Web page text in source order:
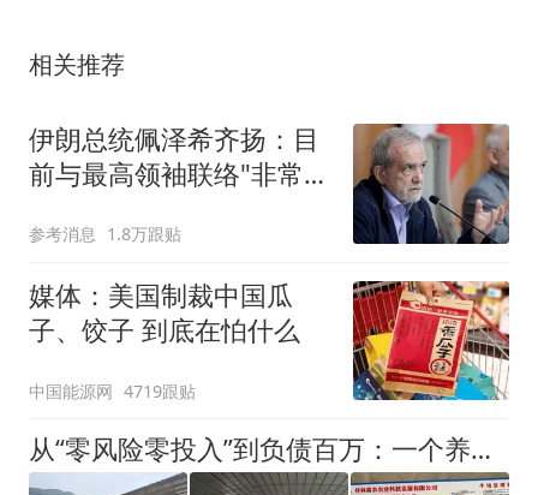
相关推荐
伊朗总统佩泽希齐扬：目
前与最高领袖联络"非常困
参考消息 1.8万跟贴
媒体：美国制裁中国瓜
子、饺子 到底在怕什么
中国能源网 4719跟贴
从“零风险零投入”到负债百万：一个养牛项目崩盘后，谁该为农户的贷款买单丨红星调查